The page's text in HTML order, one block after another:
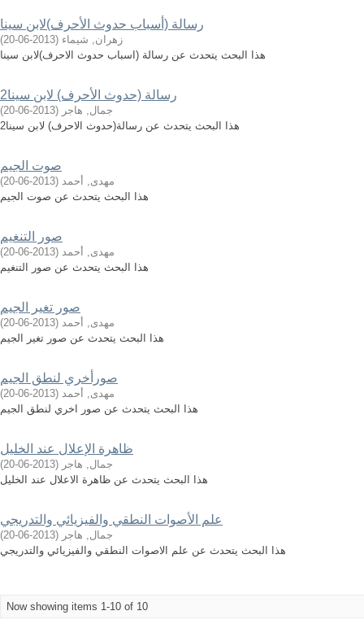
رسالة (أسباب حدوث الأحرف)لابن سينا
زهران, شيماء (
2013-06-20
)
هذا البحث يتحدث عن رسالة (اسباب حدوث الاحرف)لابن سينا
رسالة (حدوث الأحرف) لابن سينا2
جمال, هاجر (
2013-06-20
)
هذا البحث يتحدث عن رسالة(حدوث الاحرف) لابن سينا2
صوت الجيم
مهدى, أحمد (
2013-06-20
)
هذا البحث يتحدث عن صوت الجيم
صور التنغيم
مهدى, أحمد (
2013-06-20
)
هذا البحث يتحدث عن صور التنغيم
صور تغير الجيم
مهدى, أحمد (
2013-06-20
)
هذا البحث يتحدث عن صور تغير الجيم
صورأخري لنطق الجيم
مهدى, أحمد (
2013-06-20
)
هذا البحث يتحدث عن صور اخري لنطق الجيم
ظاهرة الإعلال عند الخليل
جمال, هاجر (
2013-06-20
)
هذا البحث يتحدث عن ظاهرة الاعلال عند الخليل
علم الأصوات النطقي والفيزيائي والتدريجي
جمال, هاجر (
2013-06-20
)
هذا البحث يتحدث عن علم الاصوات النطقي والفيزيائي والتدريجي
Now showing items 1-10 of 10